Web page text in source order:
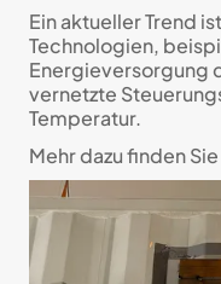
Ein aktueller Trend
Technologien,
Energieversorgung
vernetzte
Temperatur.
Mehr dazu finden